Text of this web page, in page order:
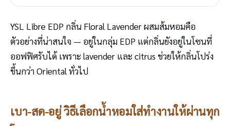
YSL Libre EDP กลิ่น Floral Lavender ผสมส้มหอมคือ
ตัวอย่างที่น่าสนใจ — อยู่ในกลุ่ม EDP แต่กลิ่นยังอยู่ในโซนที่
ออฟฟิศรับได้ เพราะ lavender และ citrus ช่วยให้กลิ่นโปร่ง
ขึ้นกว่า Oriental ทั่วไป
เบา-สด-อยู่ วิธีเลือกน้ำหอมใส่ทำงานให้ผ่านทุก